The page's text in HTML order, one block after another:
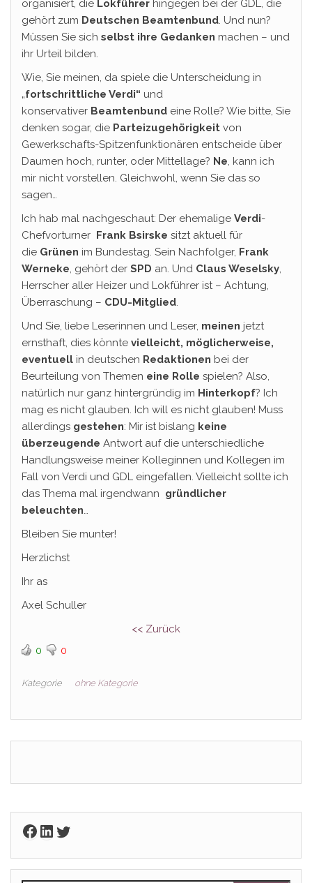
organisiert, die Lokführer hingegen bei der GDL, die
gehört zum Deutschen Beamtenbund. Und nun?
Müssen Sie sich selbst ihre Gedanken machen – und
ihr Urteil bilden.
Wie, Sie meinen, da spiele die Unterscheidung in
„fortschrittliche Verdi“ und
konservativer Beamtenbund eine Rolle? Wie bitte, Sie
denken sogar, die Parteizugehörigkeit von
Gewerkschafts-Spitzenfunktionären entscheide über
Daumen hoch, runter, oder Mittellage? Ne, kann ich
mir nicht vorstellen. Gleichwohl, wenn Sie das so
sagen…
Ich hab mal nachgeschaut: Der ehemalige Verdi-
Chefvorturner Frank Bsirske sitzt aktuell für
die Grünen im Bundestag. Sein Nachfolger, Frank
Werneke, gehört der SPD an. Und Claus Weselsky,
Herrscher aller Heizer und Lokführer ist – Achtung,
Überraschung – CDU-Mitglied.
Und Sie, liebe Leserinnen und Leser, meinen jetzt
ernsthaft, dies könnte vielleicht, möglicherweise,
eventuell in deutschen Redaktionen bei der
Beurteilung von Themen eine Rolle spielen? Also,
natürlich nur ganz hintergründig im Hinterkopf? Ich
mag es nicht glauben. Ich will es nicht glauben! Muss
allerdings gestehen: Mir ist bislang keine
überzeugende Antwort auf die unterschiedliche
Handlungsweise meiner Kolleginnen und Kollegen im
Fall von Verdi und GDL eingefallen. Vielleicht sollte ich
das Thema mal irgendwann gründlicher
beleuchten…
Bleiben Sie munter!
Herzlichst
Ihr as
Axel Schuller
<< Zurück
0 0
Kategorie ohne Kategorie
Facebook
LinkedIn
Twitter